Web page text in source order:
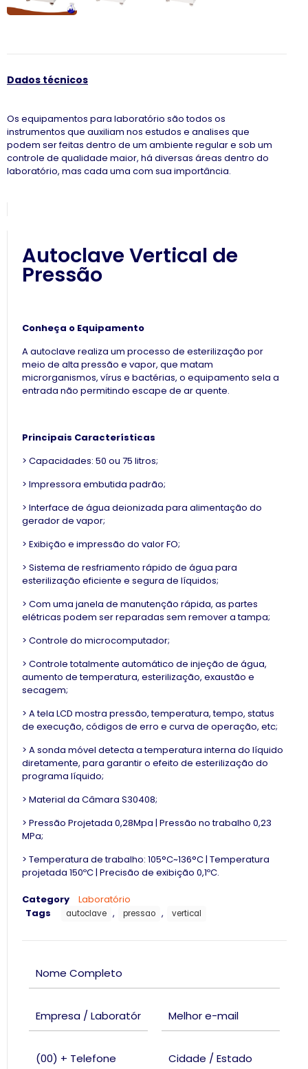
Dados técnicos
Os equipamentos para laboratório são todos os
instrumentos que auxiliam nos estudos e analises que
podem ser feitas dentro de um ambiente regular e sob um
controle de qualidade maior, há diversas áreas dentro do
laboratório, mas cada uma com sua importância.
Autoclave Vertical de
Pressão
Conheça o Equipamento
A autoclave realiza um processo de esterilização por
meio de alta pressão e vapor, que matam
microrganismos, vírus e bactérias, o equipamento sela a
entrada não permitindo escape de ar quente.
Principais Características
> Capacidades: 50 ou 75 litros;
> Impressora embutida padrão;
> Interface de água deionizada para alimentação do
gerador de vapor;
> Exibição e impressão do valor FO;
> Sistema de resfriamento rápido de água para
esterilização eficiente e segura de líquidos;
> Com uma janela de manutenção rápida, as partes
elétricas podem ser reparadas sem remover a tampa;
> Controle do microcomputador;
> Controle totalmente automático de injeção de água,
aumento de temperatura, esterilização, exaustão e
secagem;
> A tela LCD mostra pressão, temperatura, tempo, status
de execução, códigos de erro e curva de operação, etc;
> A sonda móvel detecta a temperatura interna do líquido
diretamente, para garantir o efeito de esterilização do
programa líquido;
> Material da Câmara S30408;
> Pressão Projetada 0,28Mpa | Pressão no trabalho 0,23
MPa;
> Temperatura de trabalho: 105°C~136°C | Temperatura
projetada 150ºC | Precisão de exibição 0,1ºC.
Category
Laboratório
Tags
autoclave , pressao , vertical